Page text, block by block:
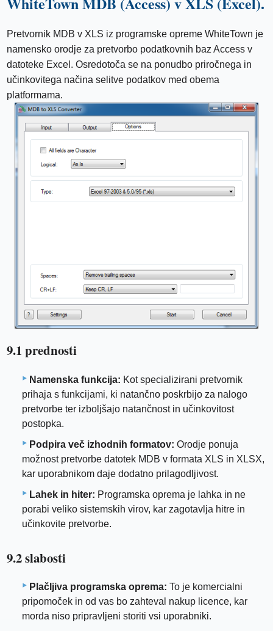
Pretvornik MDB v XLS iz programske opreme WhiteTown je
namensko orodje za pretvorbo podatkovnih baz Access v
datoteke Excel. Osredotoča se na ponudbo priročnega in
učinkovitega načina selitve podatkov med obema
platformama.
9.1 prednosti
Namenska funkcija: Kot specializirani pretvornik
prihaja s funkcijami, ki natančno poskrbijo za nalogo
pretvorbe ter izboljšajo natančnost in učinkovitost
postopka.
Podpira več izhodnih formatov: Orodje ponuja
možnost pretvorbe datotek MDB v formata XLS in XLSX,
kar uporabnikom daje dodatno prilagodljivost.
Lahek in hiter: Programska oprema je lahka in ne
porabi veliko sistemskih virov, kar zagotavlja hitre in
učinkovite pretvorbe.
9.2 slabosti
Plačljiva programska oprema: To je komercialni
pripomoček in od vas bo zahteval nakup licence, kar
morda niso pripravljeni storiti vsi uporabniki.